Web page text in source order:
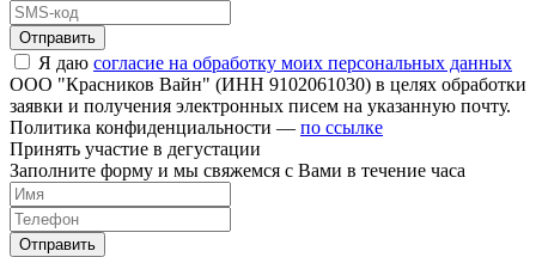
Отправить
Я даю согласие на обработку моих персональных данных
ООО "Красников Вайн" (ИНН 9102061030) в целях обработки
заявки и получения электронных писем на указанную почту.
Политика конфиденциальности — по ссылке
Принять участие в дегустации
Заполните форму и мы свяжемся с Вами в течение часа
Отправить